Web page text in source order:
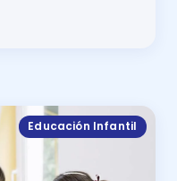
Educación Infantil